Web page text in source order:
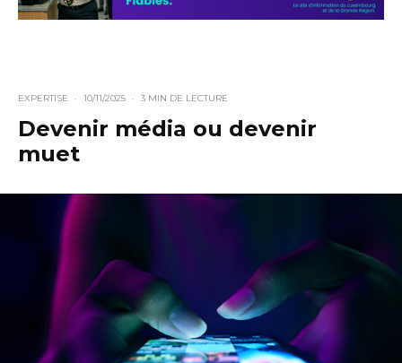
EXPERTISE · 10/11/2025 · 3 MIN DE LECTURE
Devenir média ou devenir
muet